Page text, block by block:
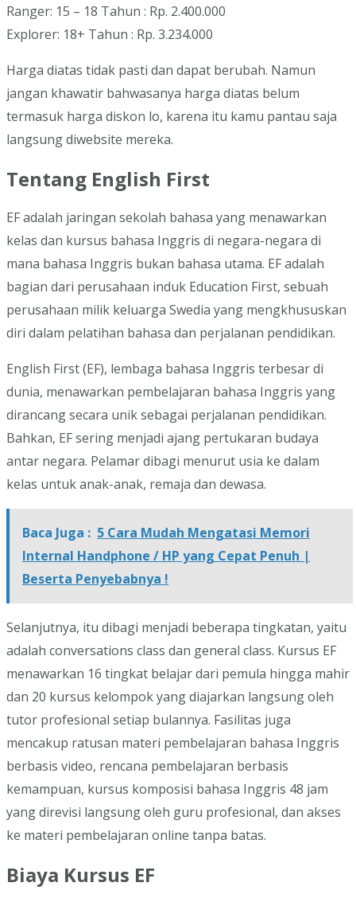
Ranger: 15 – 18 Tahun : Rp. 2.400.000
Explorer: 18+ Tahun : Rp. 3.234.000
Harga diatas tidak pasti dan dapat berubah. Namun
jangan khawatir bahwasanya harga diatas belum
termasuk harga diskon lo, karena itu kamu pantau saja
langsung diwebsite mereka.
Tentang English First
EF adalah jaringan sekolah bahasa yang menawarkan
kelas dan kursus bahasa Inggris di negara-negara di
mana bahasa Inggris bukan bahasa utama. EF adalah
bagian dari perusahaan induk Education First, sebuah
perusahaan milik keluarga Swedia yang mengkhususkan
diri dalam pelatihan bahasa dan perjalanan pendidikan.
English First (EF), lembaga bahasa Inggris terbesar di
dunia, menawarkan pembelajaran bahasa Inggris yang
dirancang secara unik sebagai perjalanan pendidikan.
Bahkan, EF sering menjadi ajang pertukaran budaya
antar negara. Pelamar dibagi menurut usia ke dalam
kelas untuk anak-anak, remaja dan dewasa.
Baca Juga : 5 Cara Mudah Mengatasi Memori
Internal Handphone / HP yang Cepat Penuh |
Beserta Penyebabnya !
Selanjutnya, itu dibagi menjadi beberapa tingkatan, yaitu
adalah conversations class dan general class. Kursus EF
menawarkan 16 tingkat belajar dari pemula hingga mahir
dan 20 kursus kelompok yang diajarkan langsung oleh
tutor profesional setiap bulannya. Fasilitas juga
mencakup ratusan materi pembelajaran bahasa Inggris
berbasis video, rencana pembelajaran berbasis
kemampuan, kursus komposisi bahasa Inggris 48 jam
yang direvisi langsung oleh guru profesional, dan akses
ke materi pembelajaran online tanpa batas.
Biaya Kursus EF